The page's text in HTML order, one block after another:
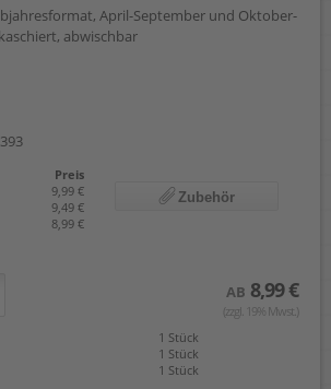
April-September und Oktober-
abwischbar
Preis
9,99 €
9,49 €
8,99 €
Zubehör
AB 8,99 €
(zzgl. 19% Mwst.)
1 Stück
1 Stück
1 Stück